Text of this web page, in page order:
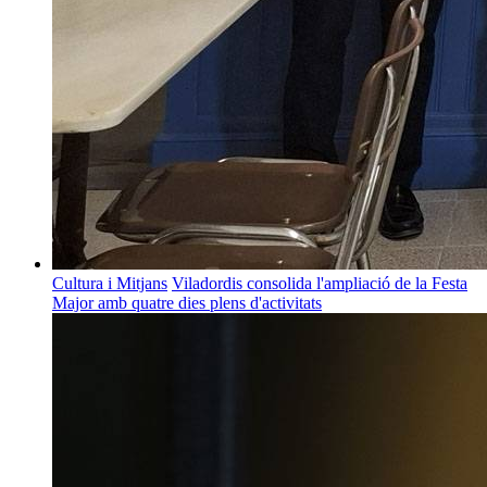
Cultura i Mitjans Viladordis consolida l'ampliació de la Festa
Major amb quatre dies plens d'activitats